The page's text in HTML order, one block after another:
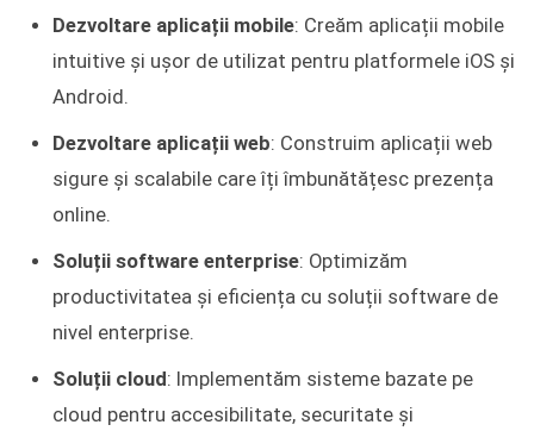
Dezvoltare aplicații mobile: Creăm aplicații mobile
intuitive și ușor de utilizat pentru platformele iOS și
Android.
Dezvoltare aplicații web: Construim aplicații web
sigure și scalabile care îți îmbunătățesc prezența
online.
Soluții software enterprise: Optimizăm
productivitatea și eficiența cu soluții software de
nivel enterprise.
Soluții cloud : Implementăm sisteme bazate pe
cloud pentru accesibilitate, securitate și